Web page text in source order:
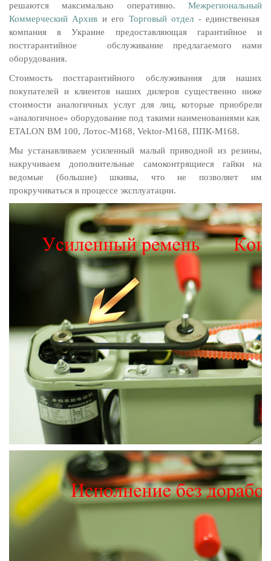
решаются максимально оперативно. Межрегиональный
Коммерческий Архив и его Торговый отдел - единственная
компания в Украине предоставляющая гарантийное и
постгарантийное обслуживание предлагаемого нами
оборудования.
Стоимость постгарантийного обслуживания для наших
покупателей и клиентов наших дилеров существенно ниже
стоимости аналогичных услуг для лиц, которые приобрели
«аналогичное» оборудование под такими наименованиями как
ETALON BM 100, Лотос-М168, Vektor-M168, ППК-М168.
Мы устанавливаем усиленный малый приводной из резины,
накручиваем дополнительные самоконтрящиеся гайки на
ведомые (большие) шкивы, что не позволяет им
прокручиваться в процессе эксплуатации.